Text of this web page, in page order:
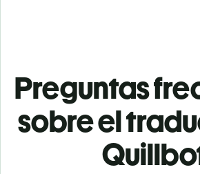
Preguntas
sobre el